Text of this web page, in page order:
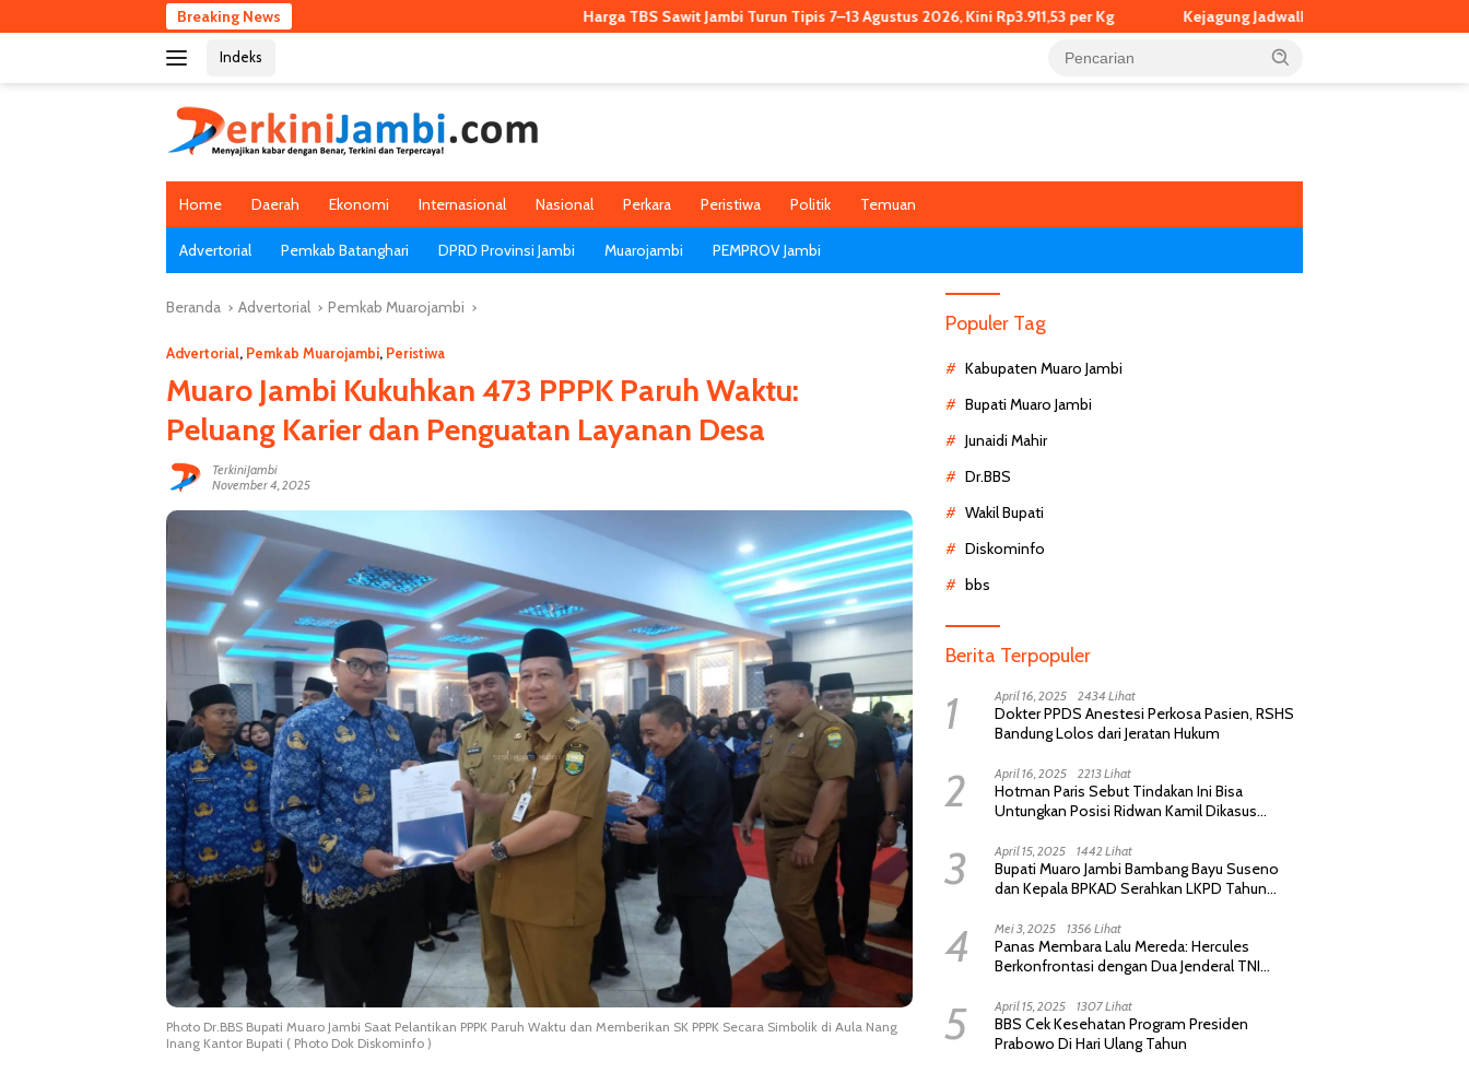
ke
Breaking News Harga TBS Sawit Jambi Turun Tipis 7–13 Agustus 2026, Kini Rp3.911,53 per Kg Kejagung Jadwalkan Pemeriksaan Eks Jampidsus
Indeks
Home Daerah Ekonomi Internasional Nasional Perkara Peristiwa Politik Temuan
Advertorial Pemkab Batanghari DPRD Provinsi Jambi Muarojambi PEMPROV Jambi
Beranda Advertorial Pemkab Muarojambi
Advertorial, Pemkab Muarojambi, Peristiwa
Muaro Jambi Kukuhkan 473 PPPK Paruh Waktu:
Peluang Karier dan Penguatan Layanan Desa
TerkiniJambi
November 4, 2025
Photo Dr.BBS Bupati Muaro Jambi Saat Pelantikan PPPK Paruh Waktu dan Memberikan SK PPPK Secara Simbolik di Aula Nang
Inang Kantor Bupati ( Photo Dok Diskominfo )
Populer Tag
Kabupaten Muaro Jambi
Bupati Muaro Jambi
Junaidi Mahir
Dr.BBS
Wakil Bupati
Diskominfo
bbs
Berita Terpopuler
1 April 16, 2025 2434 Lihat
Dokter PPDS Anestesi Perkosa Pasien, RSHS
Bandung Lolos dari Jeratan Hukum
2 April 16, 2025 2213 Lihat
Hotman Paris Sebut Tindakan Ini Bisa
Untungkan Posisi Ridwan Kamil Dikasus
3 April 15, 2025 1442 Lihat
Bupati Muaro Jambi Bambang Bayu Suseno
dan Kepala BPKAD Serahkan LKPD Tahun
4 Mei 3, 2025 1356 Lihat
Panas Membara Lalu Mereda: Hercules
Berkonfrontasi dengan Dua Jenderal TNI
Permintaan Maaf
5 April 15, 2025 1307 Lihat
BBS Cek Kesehatan Program Presiden
Prabowo Di Hari Ulang Tahun